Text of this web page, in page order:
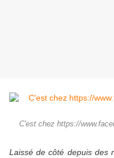
C'est chez https://
Laissé de côté depuis des